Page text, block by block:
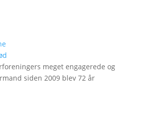
meget engagerede og
siden 2009 blev 72 år